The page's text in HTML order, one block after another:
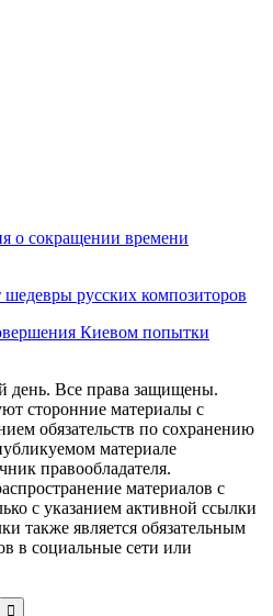
о сокращении времени
русских композиторов
Киевом попытки
день. Все права защищены.
сторонние материалы с
обязательств по сохранению
материале
правообладателя.
материалов с
с указанием активной ссылки
также является обязательным
в социальные сети или